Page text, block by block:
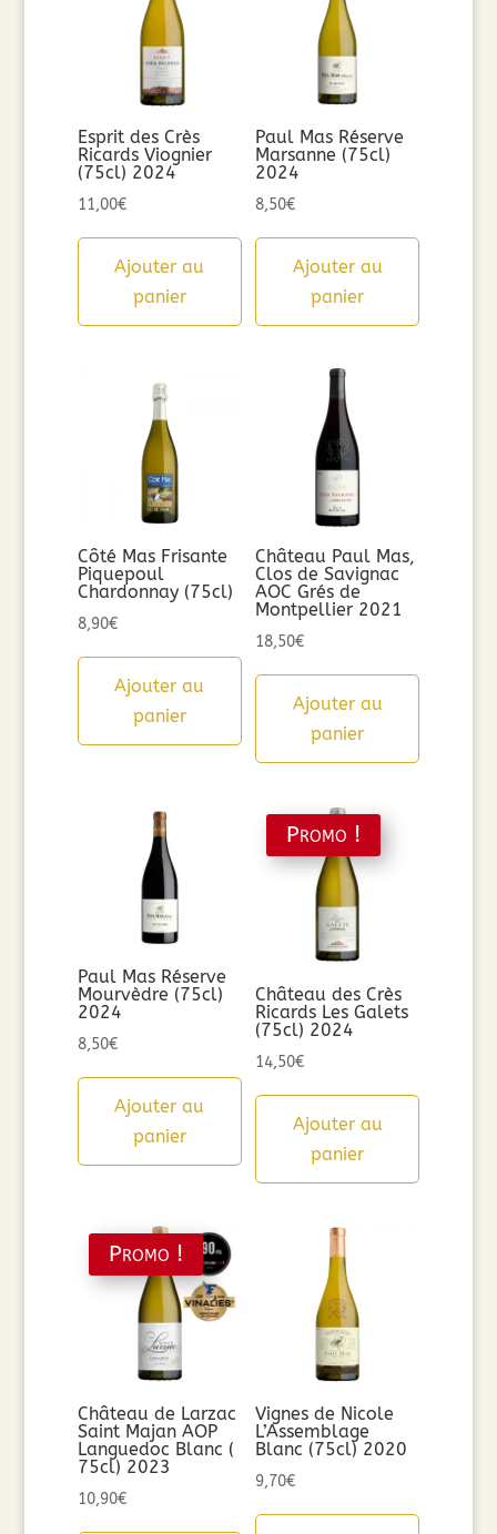
Esprit des Crès
Ricards Viognier
(75cl) 2024
11,00€
Ajouter au
panier
Paul Mas Réserve
Marsanne (75cl)
2024
8,50€
Ajouter au
panier
Côté Mas Frisante
Piquepoul
Chardonnay (75cl)
8,90€
Ajouter au
panier
Château Paul Mas,
Clos de Savignac
AOC Grés de
Montpellier 2021
18,50€
Ajouter au
panier
Paul Mas Réserve
Mourvèdre (75cl)
2024
8,50€
Ajouter au
panier
Promo !
Château des Crès
Ricards Les Galets
(75cl) 2024
14,50€
Ajouter au
panier
Promo !
Château de Larzac
Saint Majan AOP
Languedoc Blanc (
75cl) 2023
10,90€
Vignes de Nicole
L’Assemblage
Blanc (75cl) 2020
9,70€